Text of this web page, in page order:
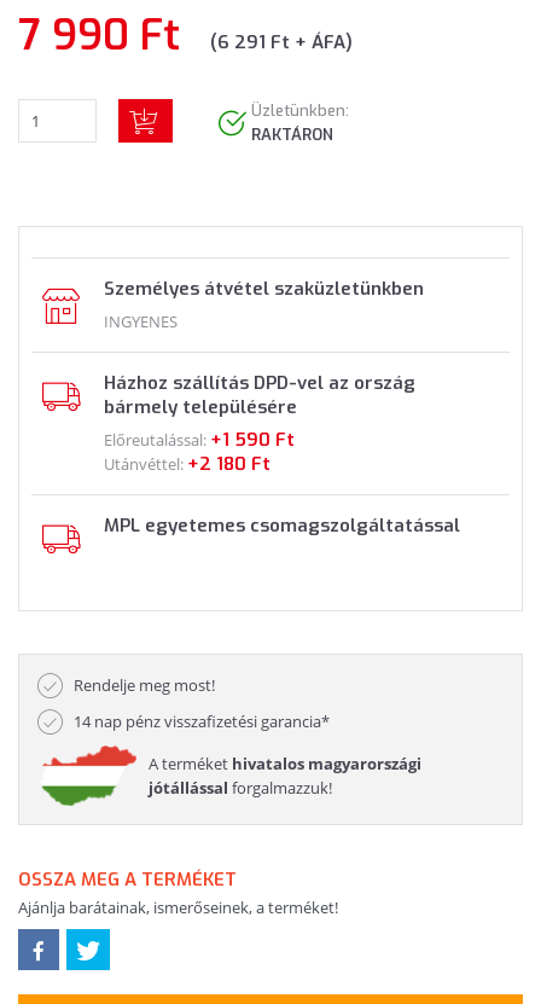
7 990 Ft (6 291 Ft + ÁFA)
Üzletünkben:
RAKTÁRON
Személyes átvétel szaküzletünkben
INGYENES
Házhoz szállítás DPD-vel az ország
bármely településére
Előreutalással: +1 590 Ft
Utánvéttel: +2 180 Ft
MPL egyetemes csomagszolgáltatással
Rendelje meg most!
14 nap pénz visszafizetési garancia*
A terméket hivatalos magyarországi
jótállással forgalmazzuk!
OSSZA MEG A TERMÉKET
Ajánlja barátainak, ismerőseinek, a terméket!